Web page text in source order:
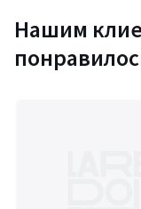
Нашим